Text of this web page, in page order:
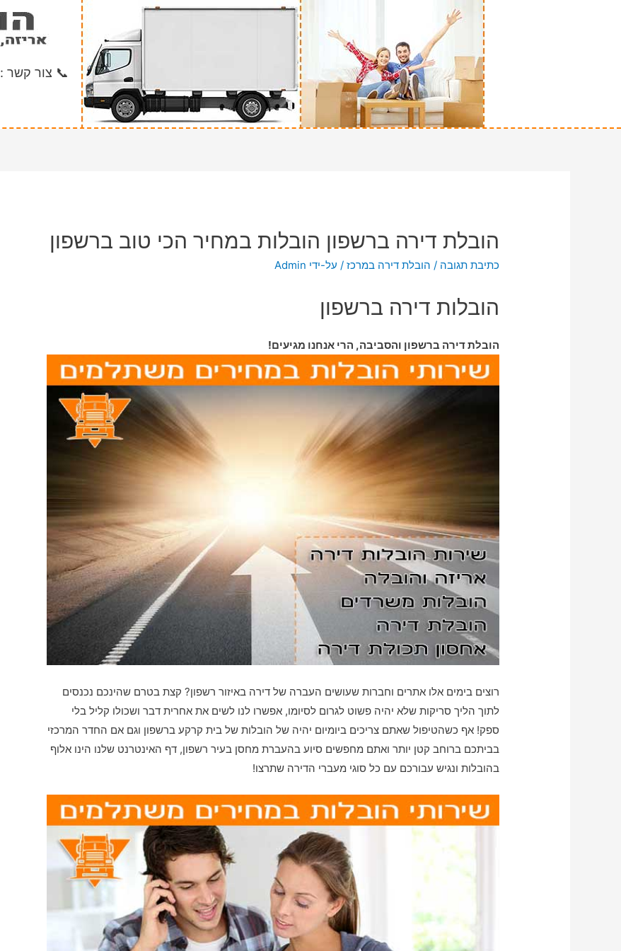
📞 צור קשר :
הובלת דירה ברשפון הובלות במחיר הכי טוב ברשפון
כתיבת תגובה / הובלת דירה במרכז / על-ידי Admin
הובלות דירה ברשפון
הובלת דירה ברשפון והסביבה, הרי אנחנו מגיעים!
רוצים בימים אלו אתרים וחברות שעושים העברה של דירה באיזור רשפון? קצת בטרם שהינכם נכנסים
לתוך הליך סריקות שלא יהיה פשוט לגרום לסיומו, אפשרו לנו לשים את אחרית דבר ושכולו קליל בלי
ספק! אף כשהטיפול שאתם צריכים ביומיום יהיה של הובלות של בית קרקע ברשפון וגם אם החדר המרכזי
בביתכם ברוחב קטן יותר ואתם מחפשים סיוע בהעברת מחסן בעיר רשפון, דף האינטרנט שלנו הינו אלוף
בהובלות ונגיש עבורכם עם כל סוגי מעברי הדירה שתרצו!